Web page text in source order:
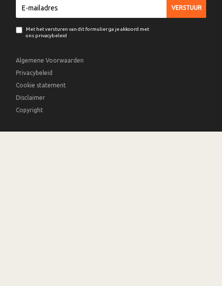
Met het versturen van dit formulier ga je akkoord met
ons privacybeleid
Algemene Voorwaarden
Privacybeleid
Cookie statement
Disclaimer
Copyright